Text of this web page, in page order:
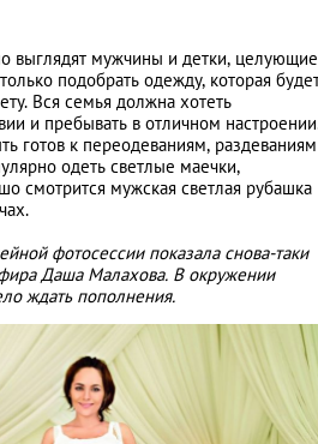
выглядят мужчины и детки, целующие
подобрать одежду, которая
Вся семья должна хотеть
и пребывать в отличном
готов к переодеваниям, раздеваниям
одеть светлые маечки,
смотрится мужская светлая рубашка
фотосессии показала снова-таки
Даша Малахова. В окружении
ждать пополнения.